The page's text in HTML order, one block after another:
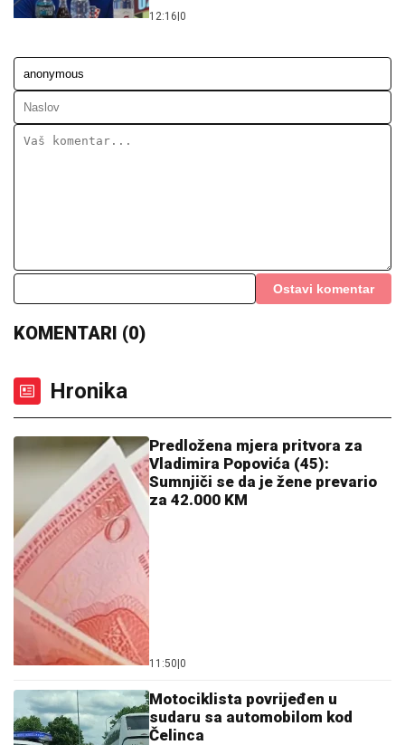
12:16 0
Ostavi komentar
KOMENTARI (0)
Hronika
Predložena mjera pritvora za
Vladimira Popovića (45):
Sumnjiči se da je žene prevario
za 42.000 KM
11:50 0
Motociklista povrijeđen u
sudaru sa automobilom kod
Čelinca